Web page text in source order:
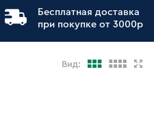
Бесплатная доставка
при покупке от 3000р
Вид: